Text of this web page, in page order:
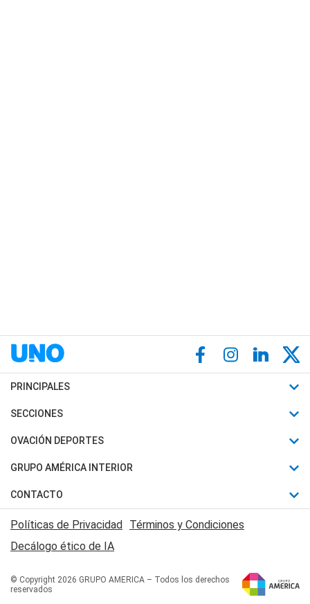
PRINCIPALES
Últimas Noticias
Política
Judiciales
Economia
SECCIONES
Horóscopo
Motores
Trucos caseros
Series y Películas
Edictos y Solicitadas
OVACIÓN DEPORTES
Fútbol
Mundial
Automovilismo
Rugby
Básquet
GRUPO AMÉRICA INTERIOR
Canal 7 en Vivo
San Juan 8
CONTACTO
Acerca de Nosotros
Contactanos
Políticas de Privacidad Términos y Condiciones
Decálogo ético de IA
© Copyright 2026 GRUPO AMERICA – Todos los derechos
reservados